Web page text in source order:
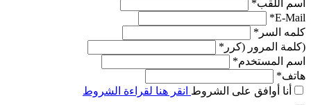
اسم اللقب*
E-Mail*
كلمه السر*
(كلمة المرور (كرر*
اسم المستخدم*
هاتف*
أنا أوافق على الشروط انقر هنا لقراءة الشروط